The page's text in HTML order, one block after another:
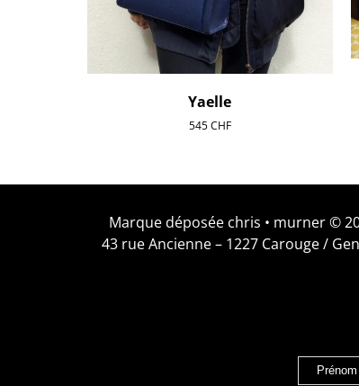
Yaelle
545CHF
Marque déposée chris • murner ©
43 rue Ancienne – 1227 Carouge /
Prénom